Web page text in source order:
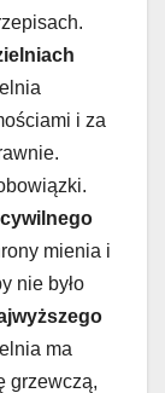
i za
mienia i
nie było
ma
grzewczą,